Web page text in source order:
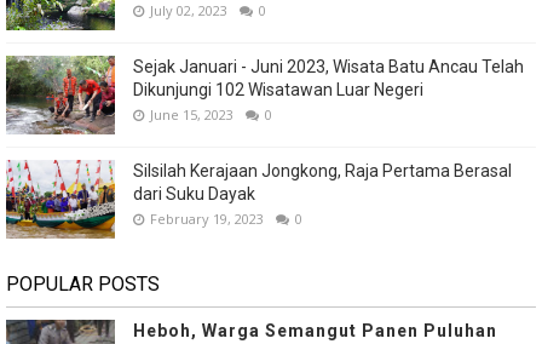
July 02, 2023 0
Sejak Januari - Juni 2023, Wisata Batu Ancau Telah
Dikunjungi 102 Wisatawan Luar Negeri
June 15, 2023 0
Silsilah Kerajaan Jongkong, Raja Pertama Berasal
dari Suku Dayak
February 19, 2023 0
POPULAR POSTS
Heboh, Warga Semangut Panen Puluhan